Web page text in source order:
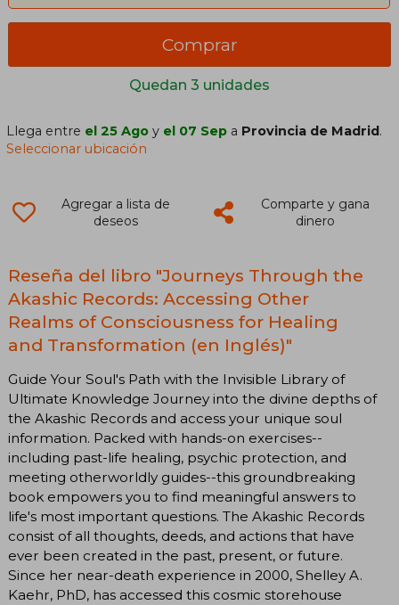
Quedan 3 unidades
Comprar
Llega entre el 25 Ago y el 07 Sep a Provincia de Madrid.
Seleccionar ubicación
Agregar a lista de
deseos
Comparte y gana
dinero
Reseña del libro "Journeys Through the
Akashic Records: Accessing Other
Realms of Consciousness for Healing
and Transformation (en Inglés)"
Guide Your Soul's Path with the Invisible Library of
Ultimate Knowledge Journey into the divine depths of
the Akashic Records and access your unique soul
information. Packed with hands-on exercises--
including past-life healing, psychic protection, and
meeting otherworldly guides--this groundbreaking
book empowers you to find meaningful answers to
life's most important questions. The Akashic Records
consist of all thoughts, deeds, and actions that have
ever been created in the past, present, or future.
Since her near-death experience in 2000, Shelley A.
Kaehr, PhD, has accessed this cosmic storehouse